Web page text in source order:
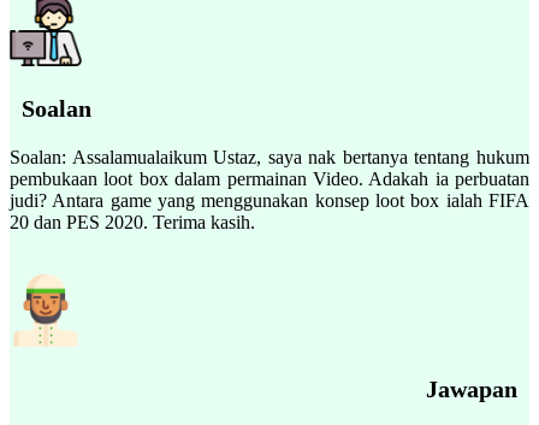
Soalan
Soalan: Assalamualaikum Ustaz, saya nak bertanya tentang hukum
pembukaan loot box dalam permainan Video. Adakah ia perbuatan
judi? Antara game yang menggunakan konsep loot box ialah FIFA
20 dan PES 2020. Terima kasih.
Jawapan